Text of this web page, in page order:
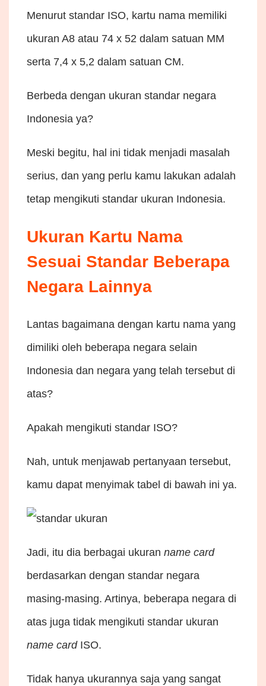
Menurut standar ISO, kartu nama memiliki
ukuran A8 atau 74 x 52 dalam satuan MM
serta 7,4 x 5,2 dalam satuan CM.
Berbeda dengan ukuran standar negara
Indonesia ya?
Meski begitu, hal ini tidak menjadi masalah
serius, dan yang perlu kamu lakukan adalah
tetap mengikuti standar ukuran Indonesia.
Ukuran Kartu Nama
Sesuai Standar Beberapa
Negara Lainnya
Lantas bagaimana dengan kartu nama yang
dimiliki oleh beberapa negara selain
Indonesia dan negara yang telah tersebut di
atas?
Apakah mengikuti standar ISO?
Nah, untuk menjawab pertanyaan tersebut,
kamu dapat menyimak tabel di bawah ini ya.
Jadi, itu dia berbagai ukuran name card
berdasarkan dengan standar negara
masing-masing. Artinya, beberapa negara di
atas juga tidak mengikuti standar ukuran
name cardISO.
Tidak hanya ukurannya saja yang sangat